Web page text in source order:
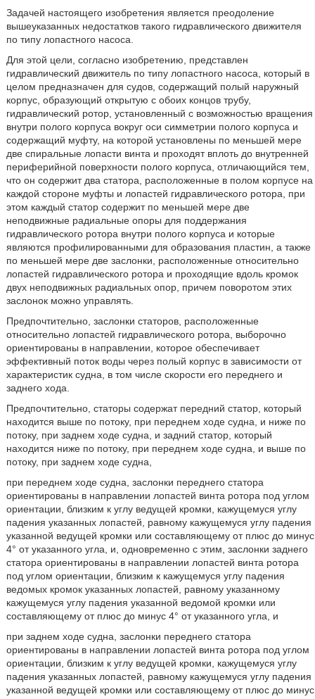
Задачей настоящего изобретения является преодоление
вышеуказанных недостатков такого гидравлического движителя
по типу лопастного насоса.
Для этой цели, согласно изобретению, представлен
гидравлический движитель по типу лопастного насоса, который в
целом предназначен для судов, содержащий полый наружный
корпус, образующий открытую с обоих концов трубу,
гидравлический ротор, установленный с возможностью вращения
внутри полого корпуса вокруг оси симметрии полого корпуса и
содержащий муфту, на которой установлены по меньшей мере
две спиральные лопасти винта и проходят вплоть до внутренней
периферийной поверхности полого корпуса, отличающийся тем,
что он содержит два статора, расположенные в полом корпусе на
каждой стороне муфты и лопастей гидравлического ротора, при
этом каждый статор содержит по меньшей мере две
неподвижные радиальные опоры для поддержания
гидравлического ротора внутри полого корпуса и которые
являются профилированными для образования пластин, а также
по меньшей мере две заслонки, расположенные относительно
лопастей гидравлического ротора и проходящие вдоль кромок
двух неподвижных радиальных опор, причем поворотом этих
заслонок можно управлять.
Предпочтительно, заслонки статоров, расположенные
относительно лопастей гидравлического ротора, выборочно
ориентированы в направлении, которое обеспечивает
эффективный поток воды через полый корпус в зависимости от
характеристик судна, в том числе скорости его переднего и
заднего хода.
Предпочтительно, статоры содержат передний статор, который
находится выше по потоку, при переднем ходе судна, и ниже по
потоку, при заднем ходе судна, и задний статор, который
находится ниже по потоку, при переднем ходе судна, и выше по
потоку, при заднем ходе судна,
при переднем ходе судна, заслонки переднего статора
ориентированы в направлении лопастей винта ротора под углом
ориентации, близким к углу ведущей кромки, кажущемуся углу
падения указанных лопастей, равному кажущемуся углу падения
указанной ведущей кромки или составляющему от плюс до минус
4° от указанного угла, и, одновременно с этим, заслонки заднего
статора ориентированы в направлении лопастей винта ротора
под углом ориентации, близким к кажущемуся углу падения
ведомых кромок указанных лопастей, равному указанному
кажущемуся углу падения указанной ведомой кромки или
составляющему от плюс до минус 4° от указанного угла, и
при заднем ходе судна, заслонки переднего статора
ориентированы в направлении лопастей винта ротора под углом
ориентации, близким к углу ведущей кромки, кажущемуся углу
падения указанных лопастей, равному кажущемуся углу падения
указанной ведущей кромки или составляющему от плюс до минус